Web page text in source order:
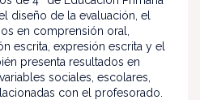
diseño de la evaluación, el
en comprensión oral,
escrita, expresión escrita y el
presenta resultados en
sociales, escolares,
con el profesorado.